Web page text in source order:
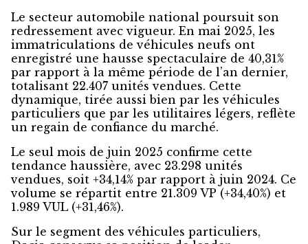
Le secteur automobile national poursuit son
redressement avec vigueur. En mai 2025, les
immatriculations de véhicules neufs ont
enregistré une hausse spectaculaire de 40,31%
par rapport à la même période de l’an dernier,
totalisant 22.407 unités vendues. Cette
dynamique, tirée aussi bien par les véhicules
particuliers que par les utilitaires légers, reflète
un regain de confiance du marché.
Le seul mois de juin 2025 confirme cette
tendance haussière, avec 23.298 unités
vendues, soit +34,14% par rapport à juin 2024. Ce
volume se répartit entre 21.309 VP (+34,40%) et
1.989 VUL (+31,46%).
Sur le segment des véhicules particuliers,